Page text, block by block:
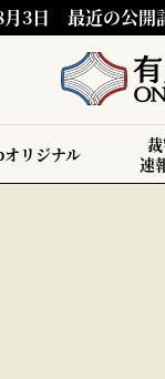
3日 最近の公開
リジナル
速